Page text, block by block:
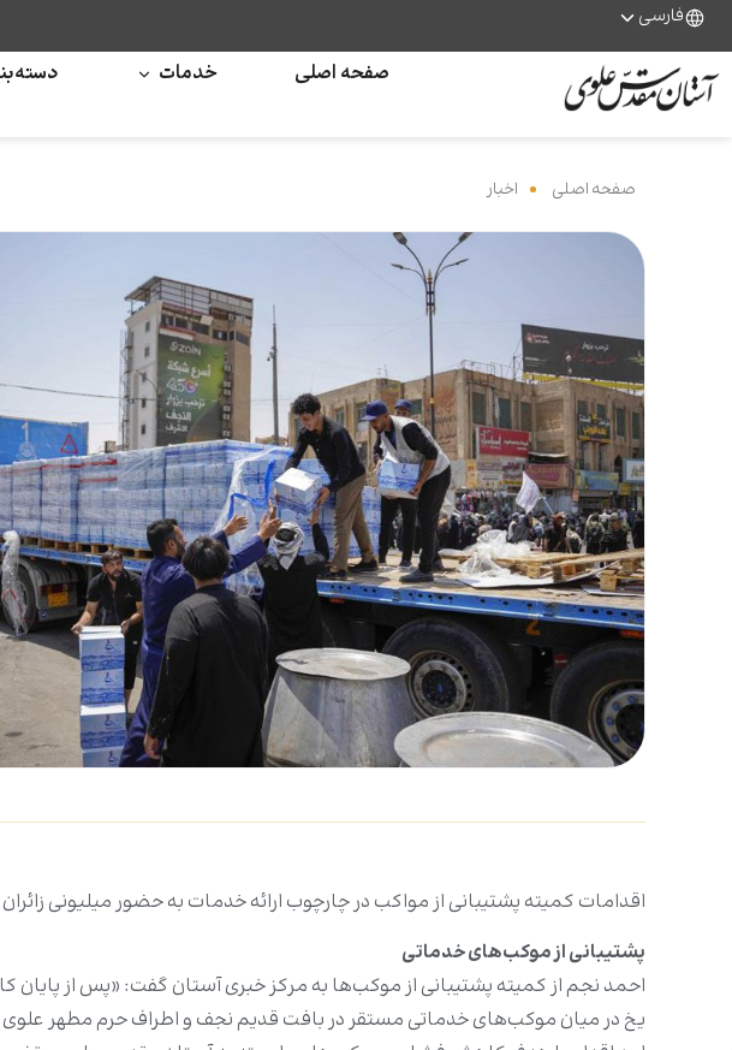
فارسی
صفحه اصلی خدمات
صفحه اصلی اخبار
اقدامات کمیته پشتیبانی از مواکب در چارچوب ارائه خدمات به حضور میلیونی
پشتیبانی از موکب‌های خدماتی
احمد نجم از کمیته پشتیبانی از موکب‌ها به مرکز خبری آستان گفت: «پس از پایان
یخ در میان موکب‌های خدماتی مستقر در بافت قدیم نجف و اطراف حرم مطهر علوی